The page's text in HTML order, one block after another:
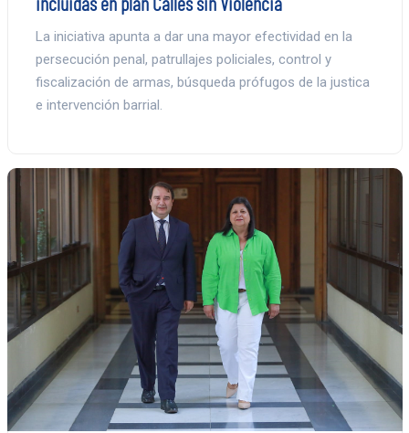
La iniciativa apunta a dar una mayor efectividad en la
persecución penal, patrullajes policiales, control y
fiscalización de armas, búsqueda prófugos de la justica
e intervención barrial.